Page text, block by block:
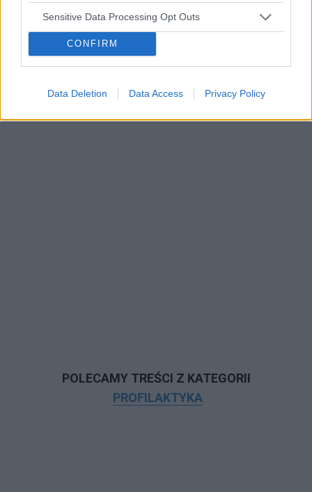
Sensitive Data Processing Opt Outs
CONFIRM
Data Deletion Data Access Privacy Policy
POLECAMY TREŚCI Z KATEGORII
PROFILAKTYKA